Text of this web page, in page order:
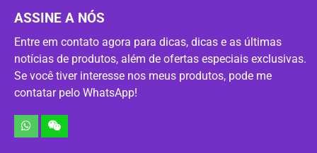
ASSINE A NÓS
Entre em contato agora para dicas, dicas e as últimas
notícias de produtos, além de ofertas especiais exclusivas.
Se você tiver interesse nos meus produtos, pode me
contatar pelo WhatsApp!